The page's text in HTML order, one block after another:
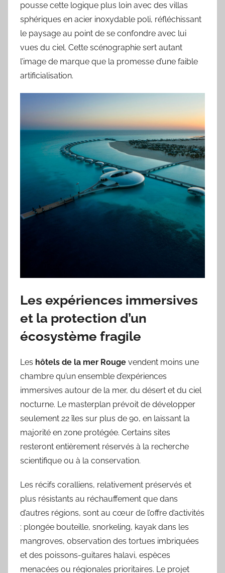
pousse cette logique plus loin avec des villas
sphériques en acier inoxydable poli, réfléchissant
le paysage au point de se confondre avec lui
vues du ciel. Cette scénographie sert autant
l’image de marque que la promesse d’une faible
artificialisation.
Les expériences immersives
et la protection d’un
écosystème fragile
Les hôtels de la mer Rouge vendent moins une
chambre qu’un ensemble d’expériences
immersives autour de la mer, du désert et du ciel
nocturne. Le masterplan prévoit de développer
seulement 22 îles sur plus de 90, en laissant la
majorité en zone protégée. Certains sites
resteront entièrement réservés à la recherche
scientifique ou à la conservation.
Les récifs coralliens, relativement préservés et
plus résistants au réchauffement que dans
d’autres régions, sont au cœur de l’offre d’activités
: plongée bouteille, snorkeling, kayak dans les
mangroves, observation des tortues imbriquées
et des poissons-guitares halavi, espèces
menacées ou régionales prioritaires. Le projet